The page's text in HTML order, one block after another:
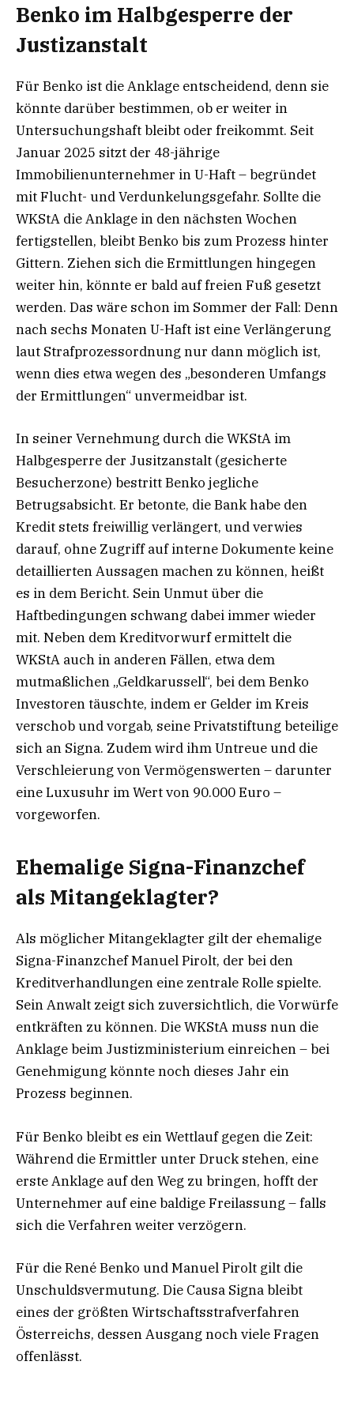
Benko im Halbgesperre der
Justizanstalt
Für Benko ist die Anklage entscheidend, denn sie
könnte darüber bestimmen, ob er weiter in
Untersuchungshaft bleibt oder freikommt. Seit
Januar 2025 sitzt der 48-jährige
Immobilienunternehmer in U-Haft – begründet
mit Flucht- und Verdunkelungsgefahr. Sollte die
WKStA die Anklage in den nächsten Wochen
fertigstellen, bleibt Benko bis zum Prozess hinter
Gittern. Ziehen sich die Ermittlungen hingegen
weiter hin, könnte er bald auf freien Fuß gesetzt
werden. Das wäre schon im Sommer der Fall: Denn
nach sechs Monaten U-Haft ist eine Verlängerung
laut Strafprozessordnung nur dann möglich ist,
wenn dies etwa wegen des „besonderen Umfangs
der Ermittlungen“ unvermeidbar ist.
In seiner Vernehmung durch die WKStA im
Halbgesperre der Jusitzanstalt (gesicherte
Besucherzone) bestritt Benko jegliche
Betrugsabsicht. Er betonte, die Bank habe den
Kredit stets freiwillig verlängert, und verwies
darauf, ohne Zugriff auf interne Dokumente keine
detaillierten Aussagen machen zu können, heißt
es in dem Bericht. Sein Unmut über die
Haftbedingungen schwang dabei immer wieder
mit. Neben dem Kreditvorwurf ermittelt die
WKStA auch in anderen Fällen, etwa dem
mutmaßlichen „Geldkarussell“, bei dem Benko
Investoren täuschte, indem er Gelder im Kreis
verschob und vorgab, seine Privatstiftung beteilige
sich an Signa. Zudem wird ihm Untreue und die
Verschleierung von Vermögenswerten – darunter
eine Luxusuhr im Wert von 90.000 Euro –
vorgeworfen.
Ehemalige Signa-Finanzchef
als Mitangeklagter?
Als möglicher Mitangeklagter gilt der ehemalige
Signa-Finanzchef Manuel Pirolt, der bei den
Kreditverhandlungen eine zentrale Rolle spielte.
Sein Anwalt zeigt sich zuversichtlich, die Vorwürfe
entkräften zu können. Die WKStA muss nun die
Anklage beim Justizministerium einreichen – bei
Genehmigung könnte noch dieses Jahr ein
Prozess beginnen.
Für Benko bleibt es ein Wettlauf gegen die Zeit:
Während die Ermittler unter Druck stehen, eine
erste Anklage auf den Weg zu bringen, hofft der
Unternehmer auf eine baldige Freilassung – falls
sich die Verfahren weiter verzögern.
Für die René Benko und Manuel Pirolt gilt die
Unschuldsvermutung. Die Causa Signa bleibt
eines der größten Wirtschaftsstrafverfahren
Österreichs, dessen Ausgang noch viele Fragen
offenlässt.